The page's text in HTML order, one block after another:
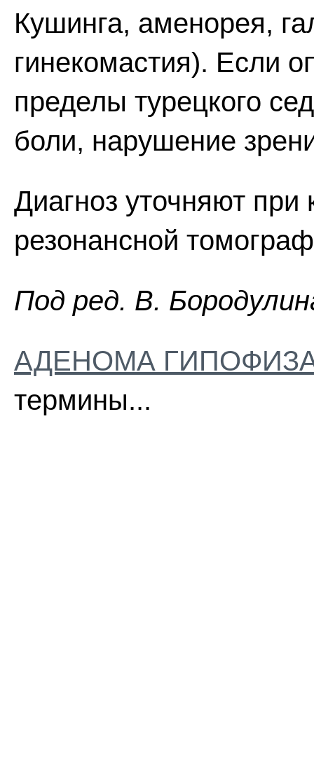
Кушинга, аменорея,
гинекомастия). Если
пределы турецкого
боли, нарушение
Диагноз уточняют
резонансной
Пoд peд. B.
АДЕНОМА
термины...